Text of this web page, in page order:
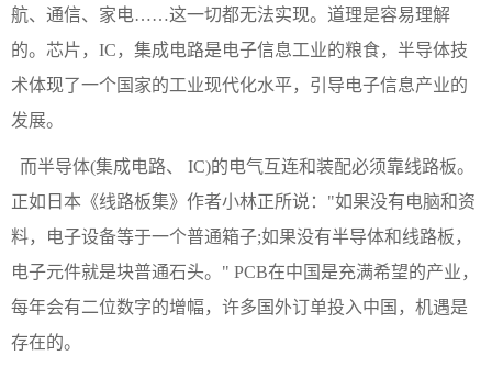
航、通信、家电……这一切都无法实现。道理是容易理解
的。芯片，IC，集成电路是电子信息工业的粮食，半导体技
术体现了一个国家的工业现代化水平，引导电子信息产业的
发展。
而半导体(集成电路、 IC)的电气互连和装配必须靠线路板。
正如日本《线路板集》作者小林正所说："如果没有电脑和资
料，电子设备等于一个普通箱子;如果没有半导体和线路板，
电子元件就是块普通石头。" PCB在中国是充满希望的产业，
每年会有二位数字的增幅，许多国外订单投入中国，机遇是
存在的。